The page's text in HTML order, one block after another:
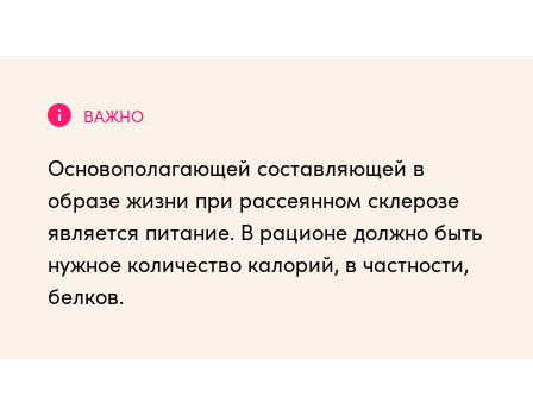
Основополагающей составляющей в
образе жизни при рассеянном склерозе
является питание. В рационе должно быть
нужное количество калорий, в частности,
белков.